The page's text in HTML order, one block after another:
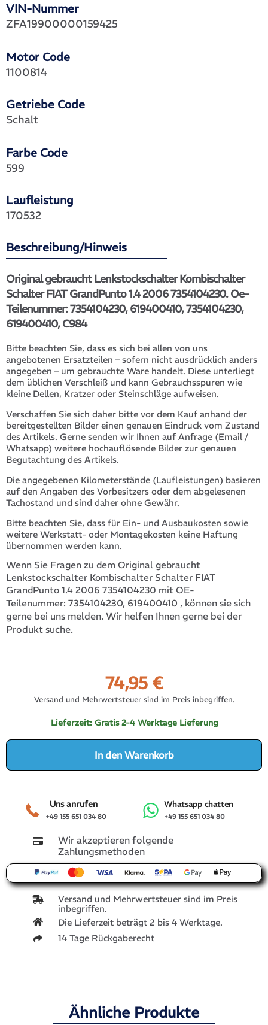
VIN-Nummer
ZFA19900000159425
Motor Code
Getriebe Code
1100814
Schalt
Farbe Code
Laufleistung
599
170532
Beschreibung/Hinweis
Original gebraucht Lenkstockschalter Kombischalter
Schalter FIAT GrandPunto 1.4 2006 7354104230. Oe-
Teilenummer: 7354104230, 619400410, 7354104230,
619400410, C984
Bitte beachten Sie, dass es sich bei allen von uns
angebotenen Ersatzteilen – sofern nicht ausdrücklich anders
angegeben – um gebrauchte Ware handelt. Diese unterliegt
dem üblichen Verschleiß und kann Gebrauchsspuren wie
kleine Dellen, Kratzer oder Steinschläge aufweisen.
Verschaffen Sie sich daher bitte vor dem Kauf anhand der
bereitgestellten Bilder einen genauen Eindruck vom Zustand
des Artikels. Gerne senden wir Ihnen auf Anfrage (Email /
Whatsapp) weitere hochauflösende Bilder zur genauen
Begutachtung des Artikels.
Die angegebenen Kilometerstände (Laufleistungen) basieren
auf den Angaben des Vorbesitzers oder dem abgelesenen
Tachostand und sind daher ohne Gewähr.
Bitte beachten Sie, dass für Ein- und Ausbaukosten sowie
weitere Werkstatt- oder Montagekosten keine Haftung
übernommen werden kann.
Wenn Sie Fragen zu dem Original gebraucht
Lenkstockschalter Kombischalter Schalter FIAT
GrandPunto 1.4 2006 7354104230 mit OE-
Teilenummer: 7354104230, 619400410 , können sie sich
gerne bei uns melden. Wir helfen Ihnen gerne bei der
Produkt suche.
74,95 €
Versand und Mehrwertsteuer sind im Preis inbegriffen.
Lieferzeit: Gratis 2-4 Werktage Lieferung
In den Warenkorb
+49 155 651 034 80
Uns anrufen
+49 155 651 034 80
Whatsapp chatten
Wir akzeptieren folgende
Zahlungsmethoden
Versand und Mehrwertsteuer sind im Preis
inbegriffen.
Die Lieferzeit beträgt 2 bis 4 Werktage.
14 Tage Rückgaberecht
Ähnliche Produkte